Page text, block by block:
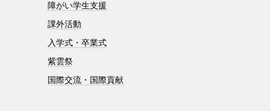
障がい学生支援
課外活動
入学式・卒業式
紫雲祭
国際交流・国際貢献